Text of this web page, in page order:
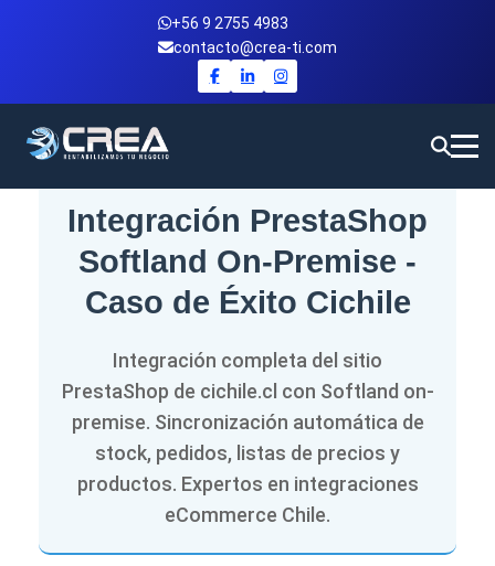
+56 9 2755 4983
contacto@crea-ti.com
Integración PrestaShop
Softland On-Premise -
Caso de Éxito Cichile
Integración completa del sitio
PrestaShop de cichile.cl con Softland on-
premise. Sincronización automática de
stock, pedidos, listas de precios y
productos. Expertos en integraciones
eCommerce Chile.